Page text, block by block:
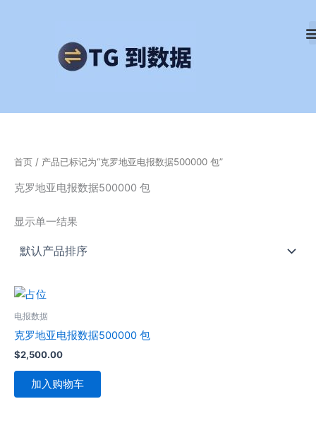
首页 / 产品已标记为“克罗地亚电报数据500000 包”
克罗地亚电报数据500000 包
显示单一结果
电报数据
克罗地亚电报数据500000 包
$2,500.00
加入购物车